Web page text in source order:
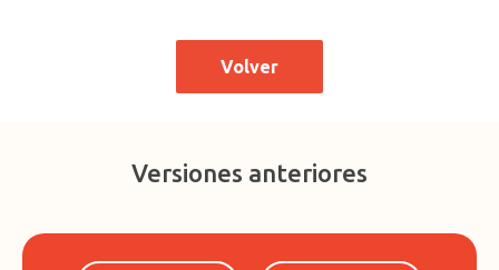
Volver
Versiones anteriores